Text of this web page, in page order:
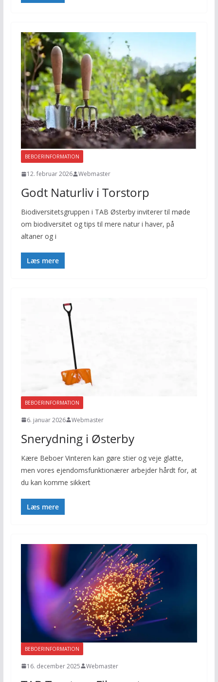
BEBOERINFORMATION
12. februar 2026 Webmaster
Godt Naturliv i Torstorp
Biodiversitetsgruppen i TAB Østerby inviterer til møde
om biodiversitet og tips til mere natur i haver, på
altaner og i
Læs mere
BEBOERINFORMATION
6. januar 2026 Webmaster
Snerydning i Østerby
Kære Beboer Vinteren kan gøre stier og veje glatte,
men vores ejendomsfunktionærer arbejder hårdt for, at
du kan komme sikkert
Læs mere
BEBOERINFORMATION
16. december 2025 Webmaster